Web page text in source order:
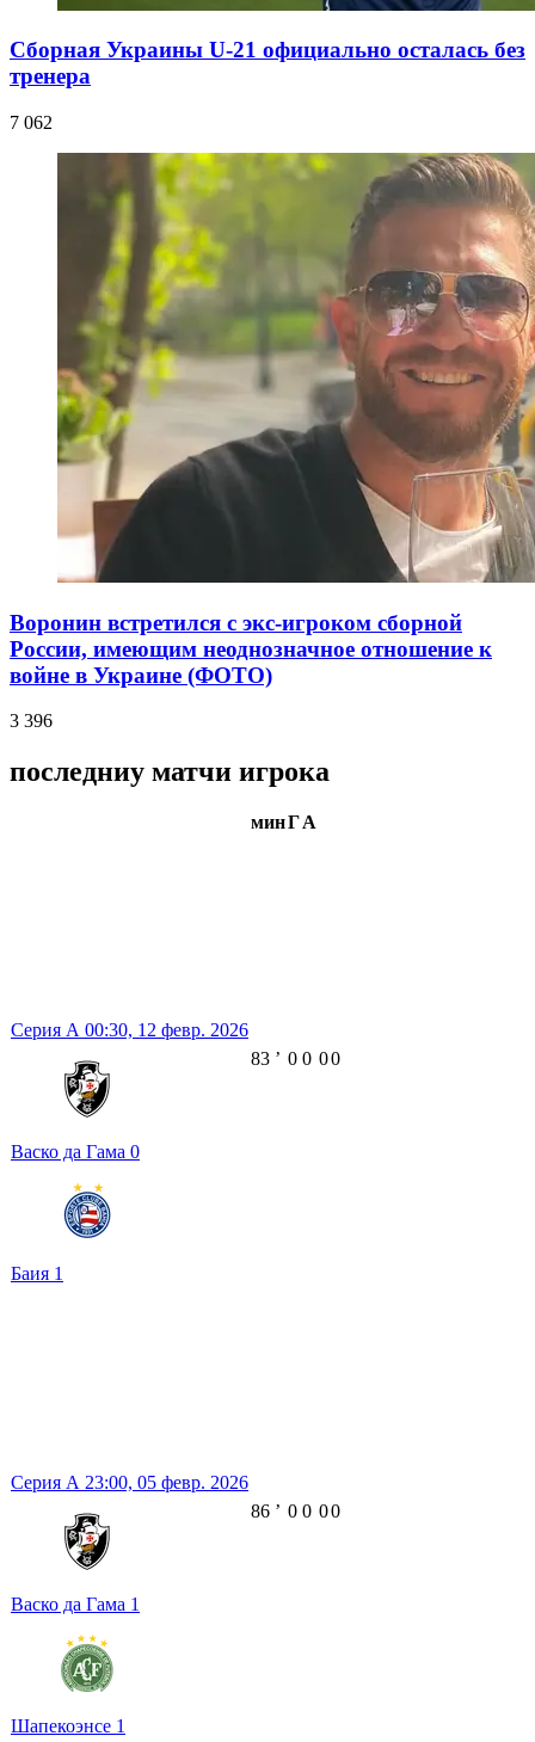
Сборная Украины U-21 официально осталась без
тренера
7 062
Воронин встретился с экс-игроком сборной
России, имеющим неоднозначное отношение к
войне в Украине (ФОТО)
3 396
последниу матчи игрока
минГА
Серия А 00:30, 12 февр. 2026
Васко да Гама 0
Баия 1
83 ʼ 0 0 00
Серия А 23:00, 05 февр. 2026
Васко да Гама 1
Шапекоэнсе 1
86 ʼ 0 0 00